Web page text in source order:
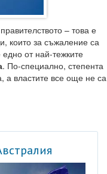
– това е
които за съжаление са
от най-тежките
. По-специално, степента
а властите все още не са